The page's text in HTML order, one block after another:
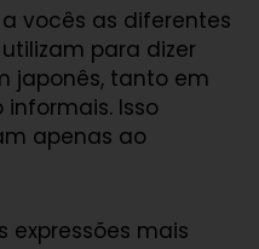
vocês as diferentes
para dizer
japonês, tanto em
Isso
apenas ao
expressões mais